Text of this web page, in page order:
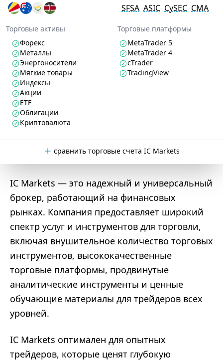
SFSA ASIC CySEC CMA
Торговые активы
Форекс
Металлы
Энергоносители
Мягкие товары
Индексы
Акции
ETF
Облигации
Криптовалюта
Торговые платформы
MetaTrader 5
MetaTrader 4
cTrader
TradingView
сравнить торговые счета IC Markets
IC Markets — это надежный и универсальный
брокер, работающий на финансовых
рынках. Компания предоставляет широкий
спектр услуг и инструментов для торговли,
включая внушительное количество торговых
инструментов, высококачественные
торговые платформы, продвинутые
аналитические инструменты и ценные
обучающие материалы для трейдеров всех
уровней.
IC Markets оптимален для опытных
трейдеров, которые ценят глубокую